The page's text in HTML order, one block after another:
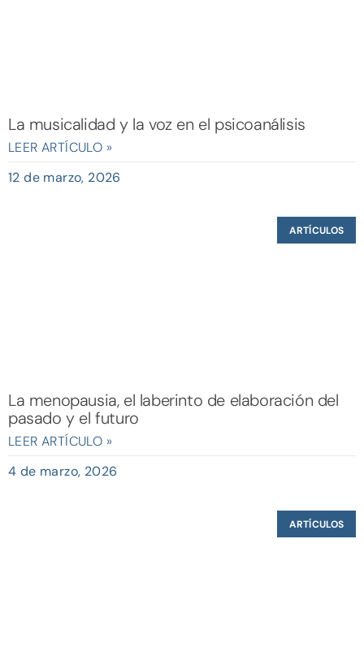
La musicalidad y la voz en el psicoanálisis
LEER ARTÍCULO »
12 de marzo, 2026
ARTÍCULOS
La menopausia, el laberinto de elaboración del
pasado y el futuro
LEER ARTÍCULO »
4 de marzo, 2026
ARTÍCULOS